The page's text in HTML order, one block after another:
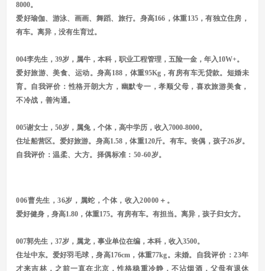
8000。
爱好瑜伽、游泳、画画、舞蹈、旅行。身高166，体重135，有独立住房，
有车。离异，没有生育过。
004李先生，39岁，属牛，本科，职业工程管理，五险一金，年入10W+。
爱好旅游、美食、运动。身高188，体重95Kg，有房有车无贷款。短婚未
育。 自我评价：性格开朗大方，幽默专一，孝顺父母，喜欢旅游美食，
不冷战，善沟通。
005谢女士，50岁，属兔，个体，高中学历，收入7000-8000。
住址船营区。爱好旅游。身高1.58，体重120斤。有车。丧偶，孩子26岁。
自我评价：温柔、大方。择偶标准：50-60岁。
006曹先生，36岁，属蛇，个体，收入20000＋。
爱好健身，身高1.80，体重175。有房有车。有担当。离异，孩子归女方。
007郭先生，37岁，属龙，事业单位在编，本科，收入3500。
住址中东。爱好羽毛球，身高176cm，体重77kg。未婚。 自我评价：23年
才来吉林，之前一直在北京，性格稳重冷静，不沾烟酒，父母有退休